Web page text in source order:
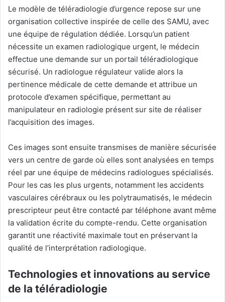
Le modèle de téléradiologie d’urgence repose sur une
organisation collective inspirée de celle des SAMU, avec
une équipe de régulation dédiée. Lorsqu’un patient
nécessite un examen radiologique urgent, le médecin
effectue une demande sur un portail téléradiologique
sécurisé. Un radiologue régulateur valide alors la
pertinence médicale de cette demande et attribue un
protocole d’examen spécifique, permettant au
manipulateur en radiologie présent sur site de réaliser
l’acquisition des images.
Ces images sont ensuite transmises de manière sécurisée
vers un centre de garde où elles sont analysées en temps
réel par une équipe de médecins radiologues spécialisés.
Pour les cas les plus urgents, notamment les accidents
vasculaires cérébraux ou les polytraumatisés, le médecin
prescripteur peut être contacté par téléphone avant même
la validation écrite du compte-rendu. Cette organisation
garantit une réactivité maximale tout en préservant la
qualité de l’interprétation radiologique.
Technologies et innovations au service
de la téléradiologie